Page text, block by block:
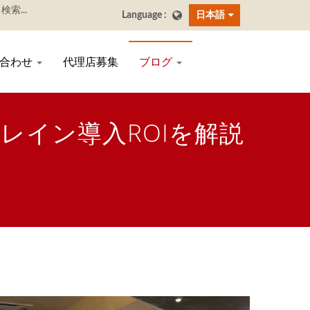
日本語
わせ 代理店募集 ブログ
イン導入ROIを解説